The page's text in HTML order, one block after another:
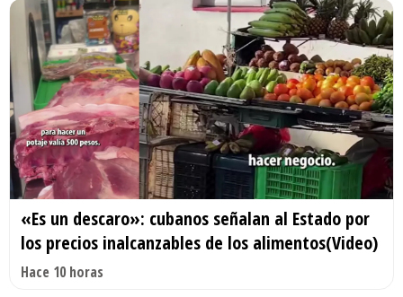
«Es un descaro»: cubanos señalan al Estado por
los precios inalcanzables de los alimentos(Video)
Hace 10 horas